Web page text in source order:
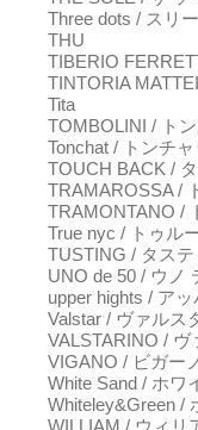
Three dots / スリ
THU
TIBERIO
TINTORIA
Tita
TOMBOLINI / ト
Tonchat / トンチャ
TOUCH BACK /
TRAMAROSSA /
TRAMONTANO /
True nyc / トゥル
TUSTING / タス
UNO de 50 / ウノ
upper hights / ア
Valstar / ヴァルス
VALSTARINO / ヴ
VIGANO / ビガー
White Sand / ホワ
Whiteley&Green /
WILLIAM / ウィリ